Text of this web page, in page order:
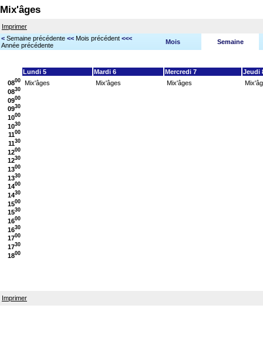
Mix'âges
Imprimer
< Semaine précédente << Mois précédent <<<
Année précédente
Mois Semaine
Lundi 5 Mardi 6 Mercredi 7
Jeudi
0800
0830
0900
0930
1000
1030
1100
1130
1200
1230
1300
1330
1400
1430
1500
1530
1600
1630
1700
1730
1800
Mix'âges Mix'âges Mix'âges
Imprimer